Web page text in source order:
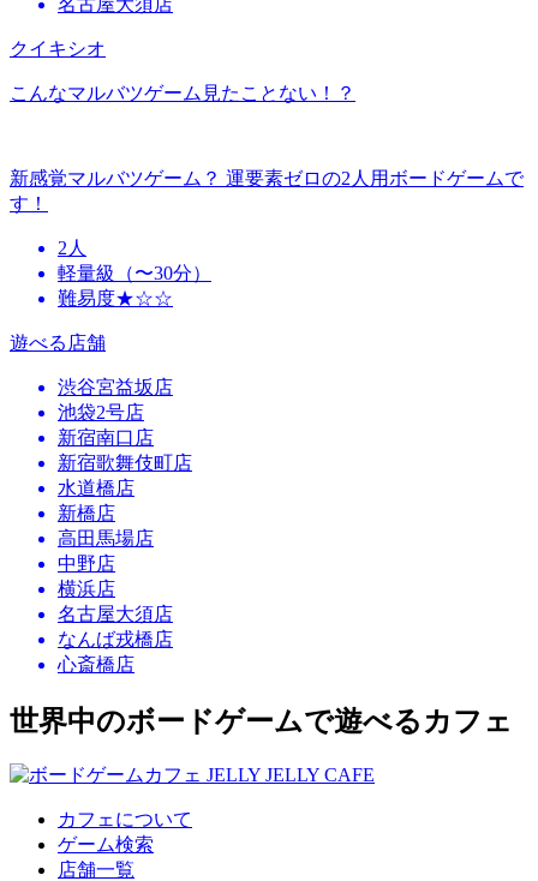
クイキシオ
こんなマルバツゲーム見たことない！？
新感覚マルバツゲーム？ 運要素ゼロの2人用ボードゲームで
す！
2人
軽量級（〜30分）
難易度★☆☆
遊べる店舗
渋谷宮益坂店
池袋2号店
新宿南口店
新宿歌舞伎町店
水道橋店
新橋店
高田馬場店
中野店
横浜店
名古屋大須店
なんば戎橋店
心斎橋店
世界中のボードゲームで遊べるカフェ
カフェについて
ゲーム検索
店舗一覧